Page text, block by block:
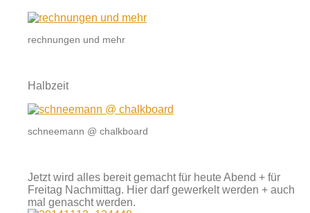
rechnungen und mehr
Halbzeit
schneemann @ chalkboard
Jetzt wird alles bereit gemacht für heute Abend + für
Freitag Nachmittag. Hier darf gewerkelt werden + auch
mal genascht werden.